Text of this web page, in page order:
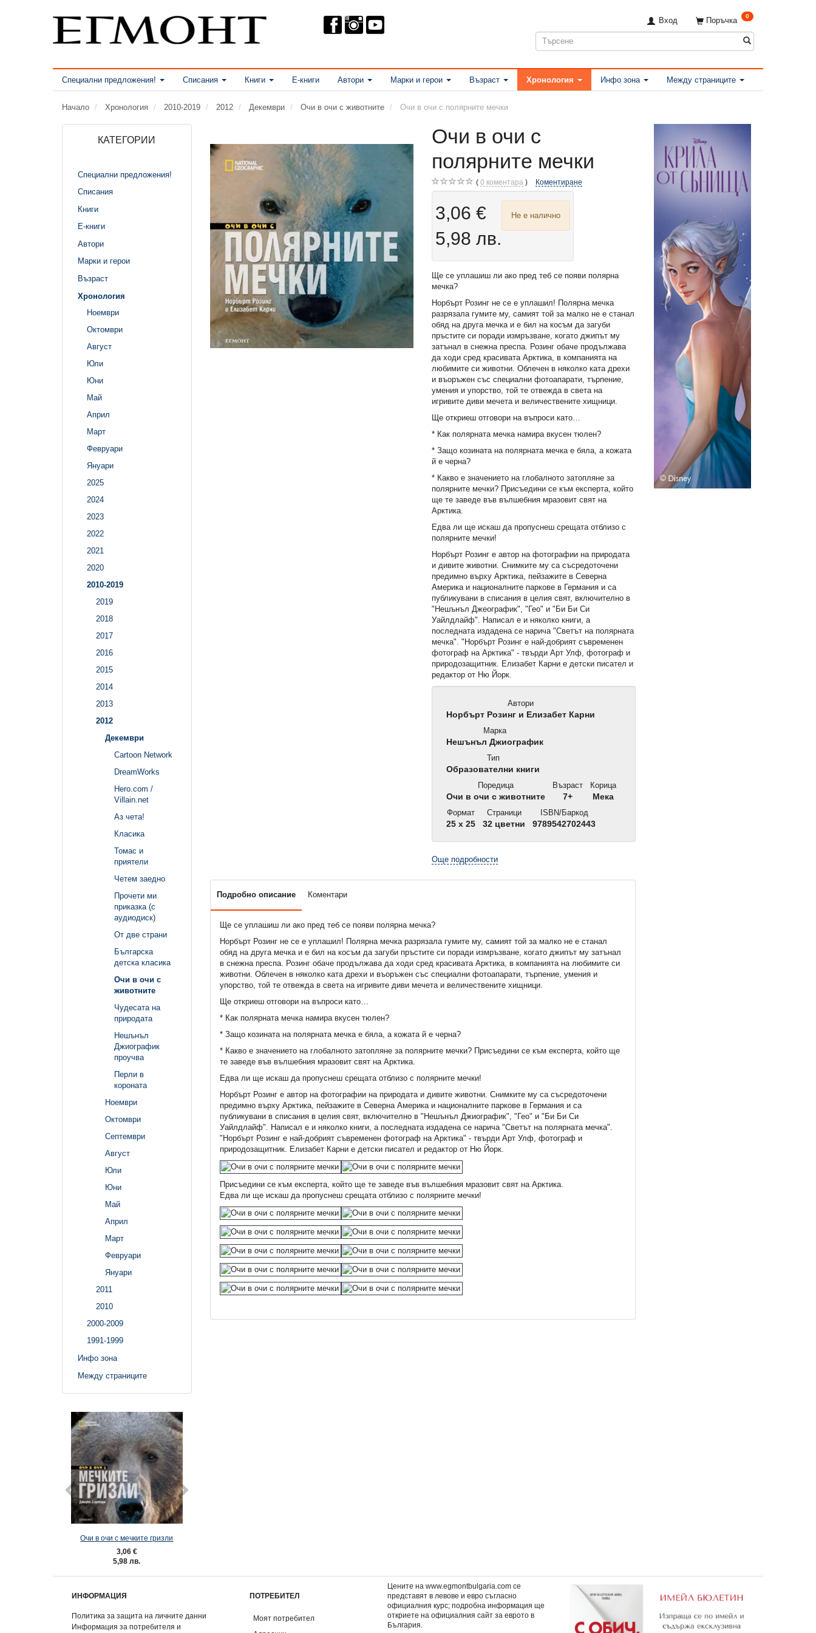
Поръчка 0
Вход
Специални предложения! Списания Книги Е-книги Автори Марки и герои Възраст Хронология Инфо зона Между страниците
Начало Хронология 2010-2019 2012 Декември Очи в очи с животните Очи в очи с полярните мечки
КАТЕГОРИИ
Специални предложения!
Списания
Книги
Е-книги
Автори
Марки и герои
Възраст
Хронология
Ноември
Октомври
Август
Юли
Юни
Май
Април
Март
Февруари
Януари
2025
2024
2023
2022
2021
2020
2010-2019
2019
2018
2017
2016
2015
2014
2013
2012
Декември
Cartoon Network
DreamWorks
Hero.com /
Villain.net
Аз чета!
Класика
Томас и
приятели
Четем заедно
Прочети ми
приказка (с
аудиодиск)
От две страни
Българска
детска класика
Очи в очи с
животните
Чудесата на
природата
Нешънъл
Джиографик
проучва
Перли в
короната
Ноември
Октомври
Септември
Август
Юли
Юни
Май
Април
Март
Февруари
Януари
2011
2010
2000-2009
1991-1999
Инфо зона
Между страниците
Очи в очи с мечките гризли
3,06 €
5,98 лв.
Очи в очи с
полярните мечки
0 коментара Коментиране
3,06 €
5,98 лв.
Не е налично
Ще се уплашиш ли ако пред теб се появи полярна
мечка?
Норбърт Розинг не се е уплашил! Полярна мечка
разрязала гумите му, самият той за малко не е станал
обяд на друга мечка и е бил на косъм да загуби
пръстите си поради измръзване, когато джипът му
затънал в снежна преспа. Розинг обаче продължава
да ходи сред красивата Арктика, в компанията на
любимите си животни. Облечен в няколко ката дрехи
и въоръжен със специални фотоапарати, търпение,
умения и упорство, той те отвежда в света на
игривите диви мечета и величествените хищници.
Ще откриеш отговори на въпроси като…
* Как полярната мечка намира вкусен тюлен?
* Защо козината на полярната мечка е бяла, а кожата
й е черна?
* Какво е значението на глобалното затопляне за
полярните мечки? Присъедини се към експерта, който
ще те заведе във вълшебния мразовит свят на
Арктика.
Едва ли ще искаш да пропуснеш срещата отблизо с
полярните мечки!
Норбърт Розинг е автор на фотографии на природата
и дивите животни. Снимките му са съсредоточени
предимно върху Арктика, пейзажите в Северна
Америка и националните паркове в Германия и са
публикувани в списания в целия свят, включително в
"Нешънъл Джеографик", "Гео" и "Би Би Си
Уайлдлайф". Написал е и няколко книги, а
последната издадена се нарича "Светът на полярната
мечка". "Норбърт Розинг е най-добрият съвременен
фотограф на Арктика" - твърди Арт Улф, фотограф и
природозащитник. Елизабет Карни е детски писател и
редактор от Ню Йорк.
Автори
Норбърт Розинг и Елизабет Карни
Марка
Нешънъл Джиографик
Тип
Образователни книги
Поредица
Очи в очи с животните
Възраст
7+
Корица
Мека
Формат
25 x 25
Страници
32 цветни
ISBN/Баркод
9789542702443
Още подробности
Подробно описание Коментари
Ще се уплашиш ли ако пред теб се появи полярна мечка?
Норбърт Розинг не се е уплашил! Полярна мечка разрязала гумите му, самият той за малко не е станал
обяд на друга мечка и е бил на косъм да загуби пръстите си поради измръзване, когато джипът му затънал
в снежна преспа. Розинг обаче продължава да ходи сред красивата Арктика, в компанията на любимите си
животни. Облечен в няколко ката дрехи и въоръжен със специални фотоапарати, търпение, умения и
упорство, той те отвежда в света на игривите диви мечета и величествените хищници.
Ще откриеш отговори на въпроси като…
* Как полярната мечка намира вкусен тюлен?
* Защо козината на полярната мечка е бяла, а кожата й е черна?
* Какво е значението на глобалното затопляне за полярните мечки? Присъедини се към експерта, който ще
те заведе във вълшебния мразовит свят на Арктика.
Едва ли ще искаш да пропуснеш срещата отблизо с полярните мечки!
Норбърт Розинг е автор на фотографии на природата и дивите животни. Снимките му са съсредоточени
предимно върху Арктика, пейзажите в Северна Америка и националните паркове в Германия и са
публикувани в списания в целия свят, включително в "Нешънъл Джиографик", "Гео" и "Би Би Си
Уайлдлайф". Написал е и няколко книги, а последната издадена се нарича "Светът на полярната мечка".
"Норбърт Розинг е най-добрият съвременен фотограф на Арктика" - твърди Арт Улф, фотограф и
природозащитник. Елизабет Карни е детски писател и редактор от Ню Йорк.
Присъедини се към експерта, който ще те заведе във вълшебния мразовит свят на Арктика.
Едва ли ще искаш да пропуснеш срещата отблизо с полярните мечки!
ИНФОРМАЦИЯ
Политика за защита на личните данни
Информация за потребителя и
ПОТРЕБИТЕЛ
Моят потребител
Цените на www.egmontbulgaria.com се
представят в левове и евро съгласно
официалния курс; подробна информация ще
откриете наофициалния сайт за еврото в
България